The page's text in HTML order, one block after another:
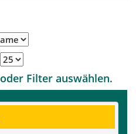
Filter auswählen.